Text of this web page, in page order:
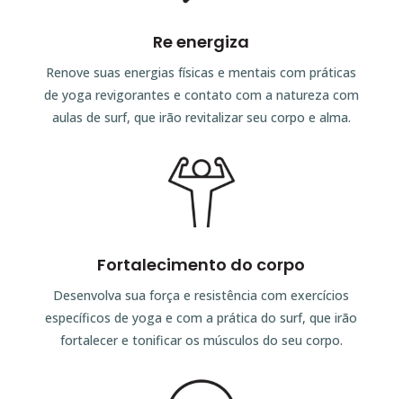
Re energiza
Renove suas energias físicas e mentais com práticas
de yoga revigorantes e contato com a natureza com
aulas de surf, que irão revitalizar seu corpo e alma.
Fortalecimento do corpo
Desenvolva sua força e resistência com exercícios
específicos de yoga e com a prática do surf, que irão
fortalecer e tonificar os músculos do seu corpo.